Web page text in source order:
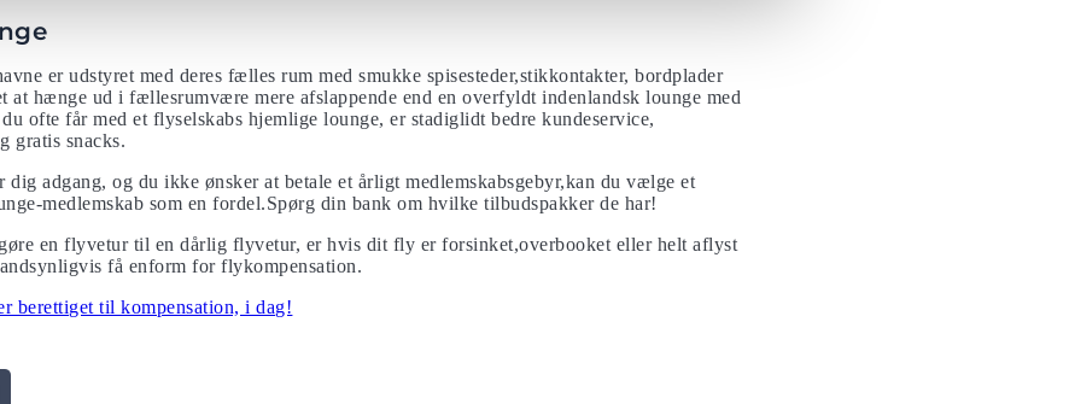
er udstyret med deres fælles rum med smukke spisesteder,stikkontakter, bordplader
at hænge ud i fællesrumvære mere afslappende end en overfyldt indenlandsk lounge med
ofte får med et flyselskabs hjemlige lounge, er stadiglidt bedre kundeservice,
gratis snacks.
adgang, og du ikke ønsker at betale et årligt medlemskabsgebyr,kan du vælge et
medlemskab som en fordel.Spørg din bank om hvilke tilbudspakker de har!
en flyvetur til en dårlig flyvetur, er hvis dit fly er forsinket,overbooket eller helt aflyst
få enform for flykompensation.
berettiget til kompensation, i dag!